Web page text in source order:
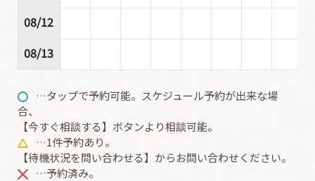
08/12
08/13
…タップで予約可能。スケジュール予約が出来な場
合、
【今すぐ相談する】ボタンより相談可能。
…1件予約あり。
【待機状況を問い合わせる】からお問い合わせください。
…予約済み。